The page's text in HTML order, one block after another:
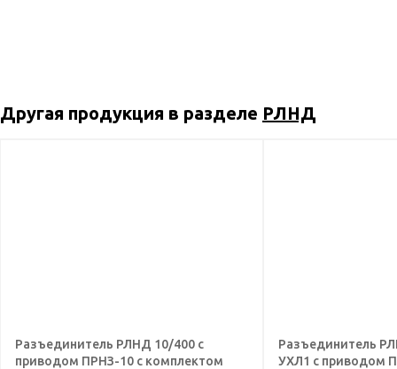
Другая продукция в разделе РЛНД
Разъединитель РЛНД 10/400 с
приводом ПРНЗ-10 с комплектом
Разъединитель
УХЛ1 с приводом